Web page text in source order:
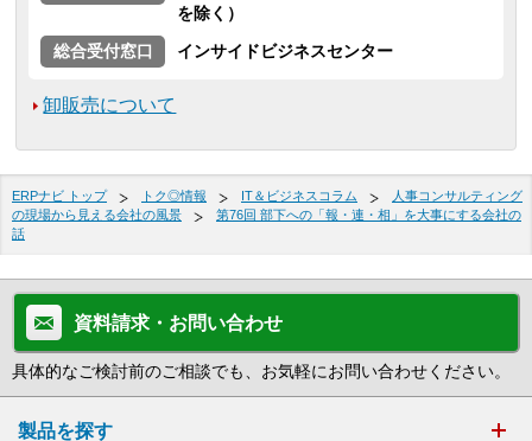
を除く）
総合受付窓口
インサイドビジネスセンター
卸販売について
ERPナビ トップ トク◎情報 IT＆ビジネスコラム
人事コンサルティング
の現場から見える会社の風景
第76回 部下への「報・連・相」を大事にする会社の
話
資料請求・お問い合わせ
具体的なご検討前のご相談でも、お気軽にお問い合わせください。
製品を探す